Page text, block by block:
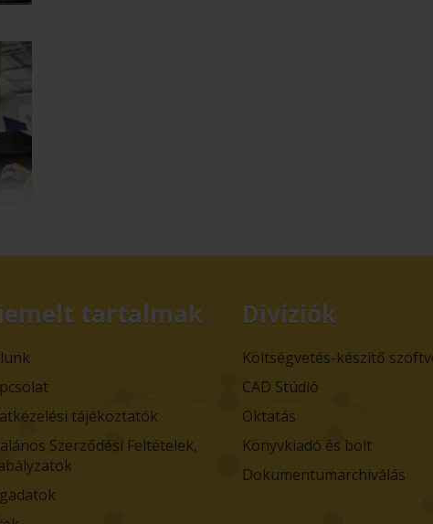
tartalmak
tájékoztatók
Szerződési Feltételek,
Divíziók
Költségvetés-készítő
CAD Stúdió
Oktatás
Könyvkiadó és bolt
Dokumentumarchiválás